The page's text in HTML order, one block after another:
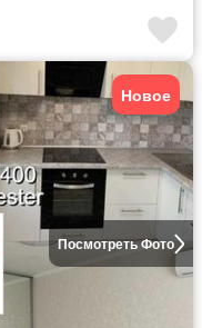
Посмотреть Фото
Новое